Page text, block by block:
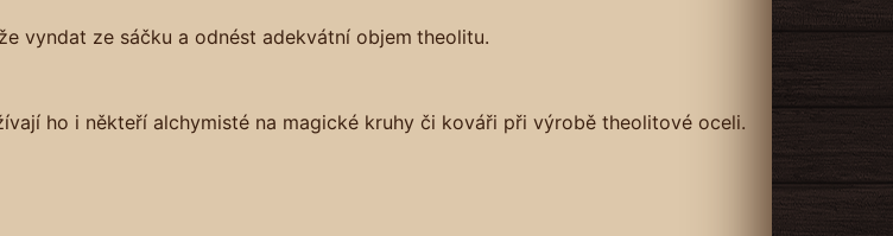
vyndat ze sáčku a odnést adekvátní objem theolitu.
ho i někteří alchymisté na magické kruhy či kováři při výrobě theolitové oceli.